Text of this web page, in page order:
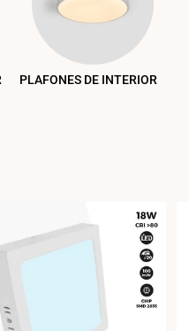
PLAFONES DE INTERIOR